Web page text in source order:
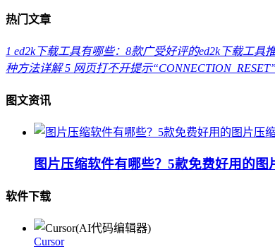
热门文章
1 ed2k下载工具有哪些：8款广受好评的ed2k下载工具
种方法详解 5 网页打不开提示
图文资讯
图片压缩软件有哪些？5款免费好用的图
软件下载
Cursor